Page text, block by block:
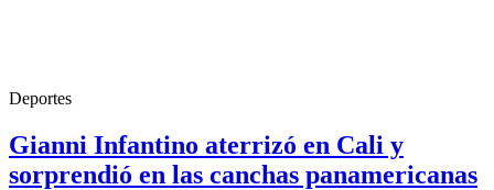
Deportes
Gianni Infantino aterrizó en Cali y
sorprendió en las canchas panamericanas